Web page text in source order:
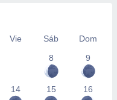
Vie Sáb
Dom
8
9
14 15 16